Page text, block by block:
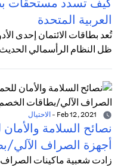
العربية المتحدة
تُعد بطاقات الائتمان إحدى
ظل النظام الرأسمالي
- الاحتيال
نصائح السلامة
أجهزة الصراف الآلي/